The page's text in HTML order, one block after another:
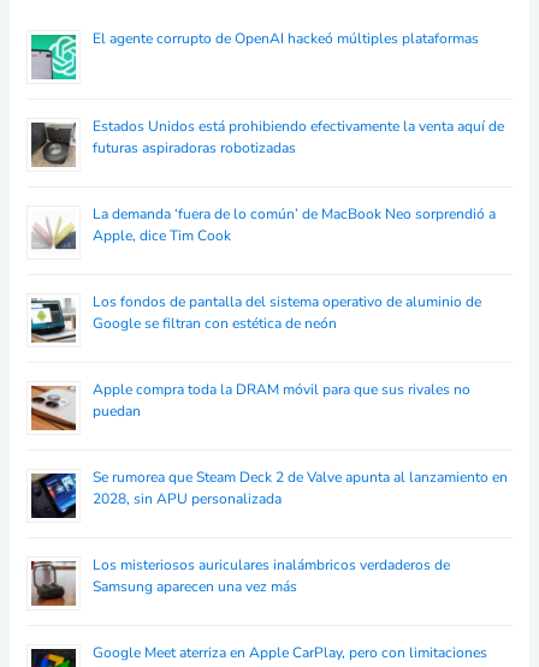
El agente corrupto de OpenAI hackeó múltiples plataformas
Estados Unidos está prohibiendo efectivamente la venta aquí de
futuras aspiradoras robotizadas
La demanda ‘fuera de lo común’ de MacBook Neo sorprendió a
Apple, dice Tim Cook
Los fondos de pantalla del sistema operativo de aluminio de
Google se filtran con estética de neón
Apple compra toda la DRAM móvil para que sus rivales no
puedan
Se rumorea que Steam Deck 2 de Valve apunta al lanzamiento en
2028, sin APU personalizada
Los misteriosos auriculares inalámbricos verdaderos de
Samsung aparecen una vez más
Google Meet aterriza en Apple CarPlay, pero con limitaciones